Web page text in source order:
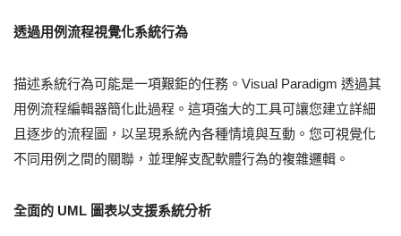
透過用例流程視覺化系統行為
描述系統行為可能是一項艱鉅的任務。Visual Paradigm 透過其
用例流程編輯器簡化此過程。這項強大的工具可讓您建立詳細
且逐步的流程圖，以呈現系統內各種情境與互動。您可視覺化
不同用例之間的關聯，並理解支配軟體行為的複雜邏輯。
全面的 UML 圖表以支援系統分析